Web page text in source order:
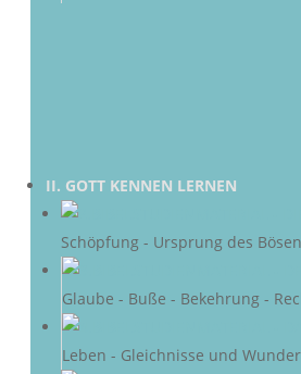
II. GOTT KENNEN LERNEN
Schöpfung - Ursprung des
Glaube - Buße - Bekehrung -
Leben - Gleichnisse und